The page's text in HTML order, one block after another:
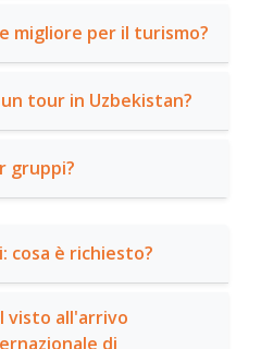
migliore per il turismo?
tour in Uzbekistan?
gruppi?
cosa è richiesto?
visto all'arrivo
di